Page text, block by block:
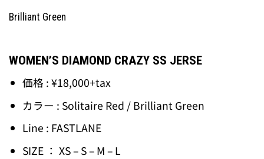
Brilliant Green
WOMEN’S DIAMOND CRAZY SS JERSE
価格 : ¥18,000+tax
カラー : Solitaire Red / Brilliant Green
Line : FASTLANE
SIZE ： XS – S – M – L